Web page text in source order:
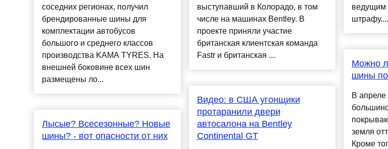
соседних регионах, получил
брендированные шины для
комплектации автобусов
большого и среднего классов
производства KAMA TYRES. На
внешней боковине всех шин
размещены ло...
Лысые? Всесезонные? Новые
шины? - вот опасности от них
выступавший в Колорадо, в том
числе на машинах Bentley. В
проекте приняли участие
британская клиентская команда
Fastr и британская ...
Видео: в США угонщики
протаранили двери
автосалона на Bentley
Continental GT
ведущим
штрафу....
Можно
шины по
В
земля
Кроме